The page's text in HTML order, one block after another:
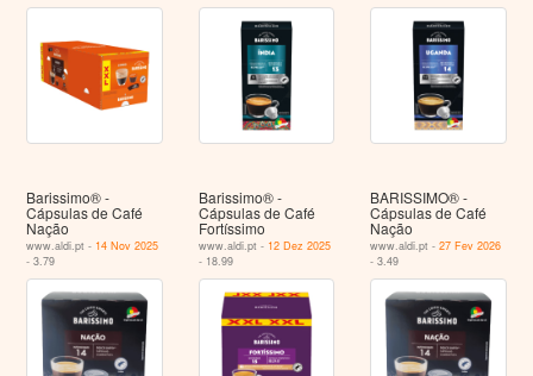
Barissimo® -
Cápsulas de Café
Nação
www.aldi.pt - 14 Nov 2025
- 3.79
Barissimo® -
Cápsulas de Café
Fortíssimo
www.aldi.pt - 12 Dez 2025
- 18.99
BARISSIMO® -
Cápsulas de Café
Nação
www.aldi.pt -27 Fev 2026
- 3.49